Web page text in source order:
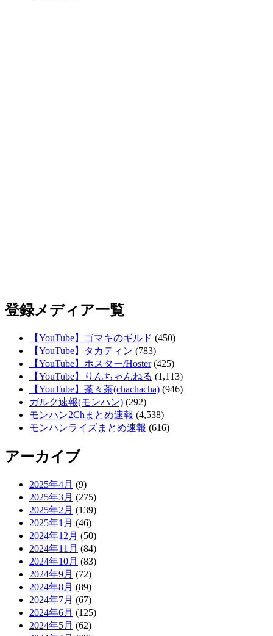
登録メディア一覧
【YouTube】ゴマキのギルド (450)
【YouTube】タカティン (783)
【YouTube】ホスター/Hoster(425)
【YouTube】りんちゃんねる (1,113)
【YouTube】茶々茶(chachacha) (946)
ガルク速報(モンハン) (292)
モンハン2Chまとめ速報 (4,538)
モンハンライズまとめ速報 (616)
アーカイブ
2025年4月 (9)
2025年3月 (275)
2025年2月 (139)
2025年1月 (46)
2024年12月 (50)
2024年11月 (84)
2024年10月 (83)
2024年9月 (72)
2024年8月 (89)
2024年7月 (67)
2024年6月 (125)
2024年5月 (62)